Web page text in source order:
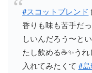
#スコットブレンド
香りも味も苦手だ
しいんだろう〜と
たし飲める☕️✨う
入れてみたくて #